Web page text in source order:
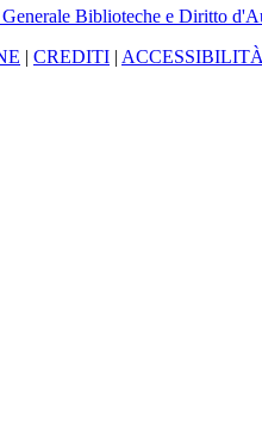
Biblioteche e Diritto
| CREDITI |